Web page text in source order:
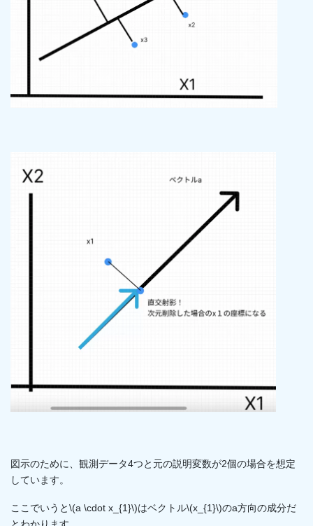
図示のために、観測データ4つと元の説明変数が2個の場合を想定
しています。
ここでいうと\(a \cdot x_{1}\)はベクトル\(x_{1}\)のa方向の成分だ
とわかります。